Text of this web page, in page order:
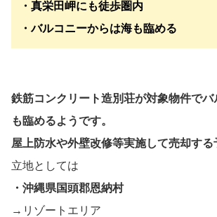
・ 真栄田岬にも徒歩圏内
・バルコニーからは海も臨める
鉄筋コンクリート造別荘が対象物件でバ
も臨めるようです。
屋上防水や外壁改修等実施して売却する
立地としては
・沖縄県国頭郡恩納村
→リゾートエリア